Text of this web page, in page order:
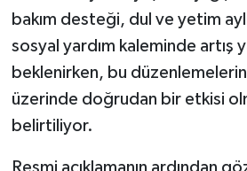
bakım desteği, dul ve yetim
sosyal yardım kaleminde artış
beklenirken, bu
üzerinde doğrudan bir etkisi
belirtiliyor.
Resmi açıklamanın ardından